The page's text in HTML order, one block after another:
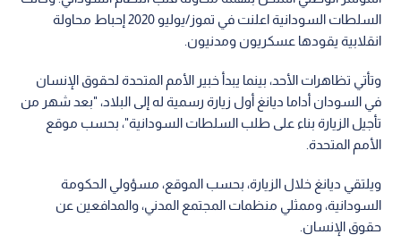
السلطات السودانية اعلنت في تموز/يوليو 2020 إحباط محاولة
انقلابية يقودها عسكريون ومدنيون.
وتأتي تظاهرات الأحد، بينما يبدأ خبير الأمم المتحدة لحقوق الإنسان
في السودان أداما ديانغ أول زيارة رسمية له إلى البلاد، "بعد شهر من
تأجيل الزيارة بناء على طلب السلطات السودانية"، بحسب موقع
الأمم المتحدة.
ويلتقي ديانغ خلال الزيارة، بحسب الموقع، مسؤولي الحكومة
السودانية، وممثلي منظمات المجتمع المدني، والمدافعين عن
حقوق الإنسان.